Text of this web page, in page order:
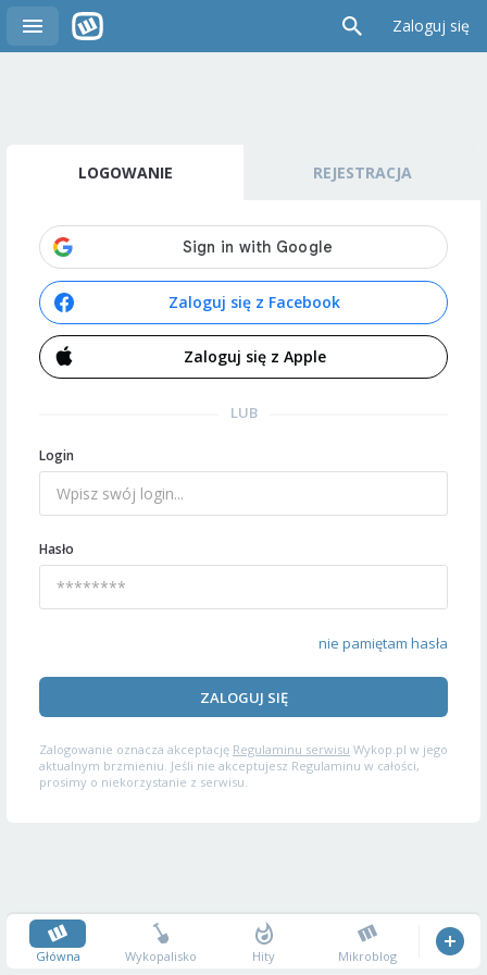
Zaloguj się
LOGOWANIE REJESTRACJA
Zaloguj się z Facebook
Zaloguj się z Apple
LUB
Login
Hasło
nie pamiętam hasła
ZALOGUJ SIĘ
Zalogowanie oznacza akceptację Regulaminu serwisu Wykop.pl w jego
aktualnym brzmieniu. Jeśli nie akceptujesz Regulaminu w całości,
prosimy o niekorzystanie z serwisu.
Główna Wykopalisko Hity Mikroblog